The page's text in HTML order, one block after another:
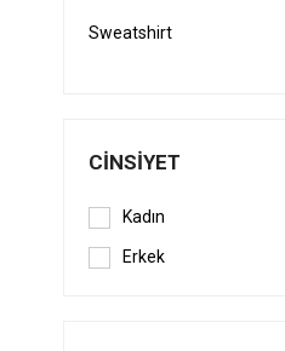
Sweatshirt
CINSIYET
Kadın
Erkek